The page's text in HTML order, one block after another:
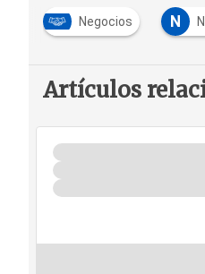
Negocios N
Artículos